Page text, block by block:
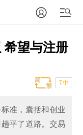
希望与注册
T中
准，囊括和创业
平了道路。交易